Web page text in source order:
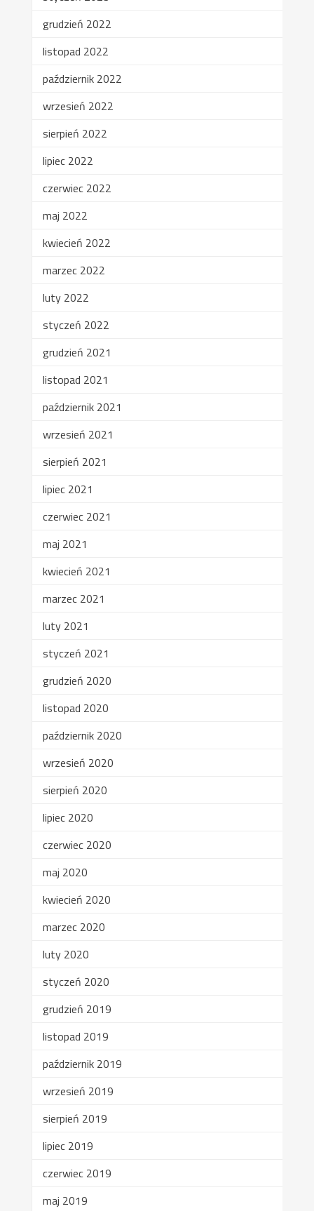
grudzień 2022
listopad 2022
październik 2022
wrzesień 2022
sierpień 2022
lipiec 2022
czerwiec 2022
maj 2022
kwiecień 2022
marzec 2022
luty 2022
styczeń 2022
grudzień 2021
listopad 2021
październik 2021
wrzesień 2021
sierpień 2021
lipiec 2021
czerwiec 2021
maj 2021
kwiecień 2021
marzec 2021
luty 2021
styczeń 2021
grudzień 2020
listopad 2020
październik 2020
wrzesień 2020
sierpień 2020
lipiec 2020
czerwiec 2020
maj 2020
kwiecień 2020
marzec 2020
luty 2020
styczeń 2020
grudzień 2019
listopad 2019
październik 2019
wrzesień 2019
sierpień 2019
lipiec 2019
czerwiec 2019
maj 2019